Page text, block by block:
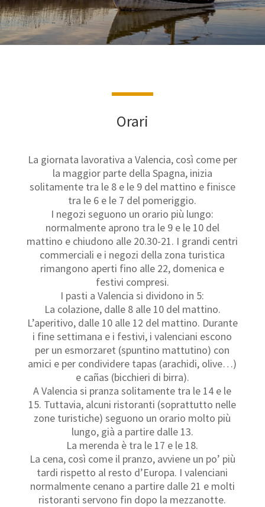
Orari
La giornata lavorativa a Valencia, così come per
la maggior parte della Spagna, inizia
solitamente tra le 8 e le 9 del mattino e finisce
tra le 6 e le 7 del pomeriggio.
I negozi seguono un orario più lungo:
normalmente aprono tra le 9 e le 10 del
mattino e chiudono alle 20.30-21. I grandi centri
commerciali e i negozi della zona turistica
rimangono aperti fino alle 22, domenica e
festivi compresi.
I pasti a Valencia si dividono in 5:
La colazione, dalle 8 alle 10 del mattino.
L’aperitivo, dalle 10 alle 12 del mattino. Durante
i fine settimana e i festivi, i valenciani escono
per un esmorzaret (spuntino mattutino) con
amici e per condividere tapas (arachidi, olive…)
e cañas (bicchieri di birra).
A Valencia si pranza solitamente tra le 14 e le
15. Tuttavia, alcuni ristoranti (soprattutto nelle
zone turistiche) seguono un orario molto più
lungo, già a partire dalle 13.
La merenda è tra le 17 e le 18.
La cena, così come il pranzo, avviene un po’ più
tardi rispetto al resto d’Europa. I valenciani
normalmente cenano a partire dalle 21 e molti
ristoranti servono fin dopo la mezzanotte.